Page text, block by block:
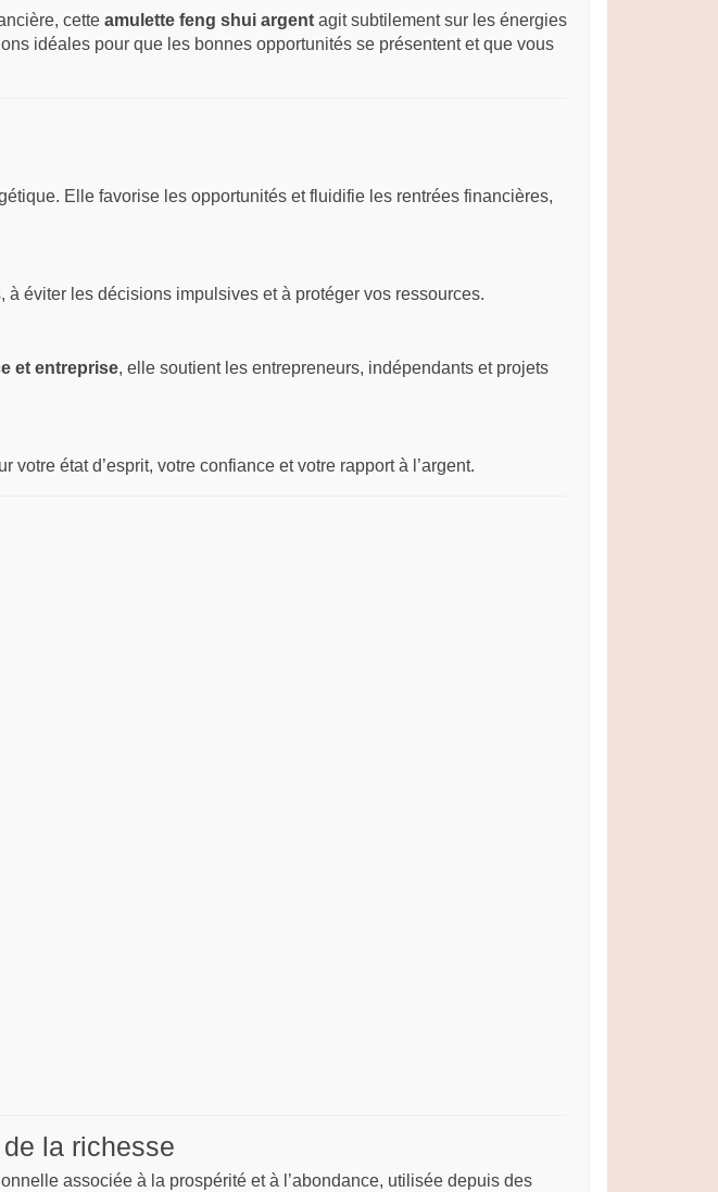
cette amulette feng shui argent agit subtilement sur les énergies
idéales pour que les bonnes opportunités se présentent et que vous
Elle favorise les opportunités et fluidifie les rentrées financières,
à éviter les décisions impulsives et à protéger vos ressources.
et entreprise, elle soutient les entrepreneurs, indépendants et projets
votre état d’esprit, votre confiance et votre rapport à l’argent.
la richesse
associée à la prospérité et à l’abondance, utilisée depuis des